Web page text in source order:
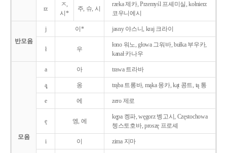
rz
ㅈ,
시*
주, 슈, 시
rzeka 제카, Przemyśl 프셰미실, kołnierz
코우니에시
반모음
j 이* jasny 야스니, kraj 크라이
ł 우
łono 워노, głowa 그워바, bułka 부우카,
kanał 카나우
모음
a 아 trawa 트라바
ą̨ 옹 trąba 트롱바, mąka 몽카, kąt 콩트, tą 통
e 에 zero 제로
ę 엥, 에
kępa 켕파, węgorz 벵고시, Częstochowa
쳉스토호바, proszę 프로셰
i 이 zima 지마